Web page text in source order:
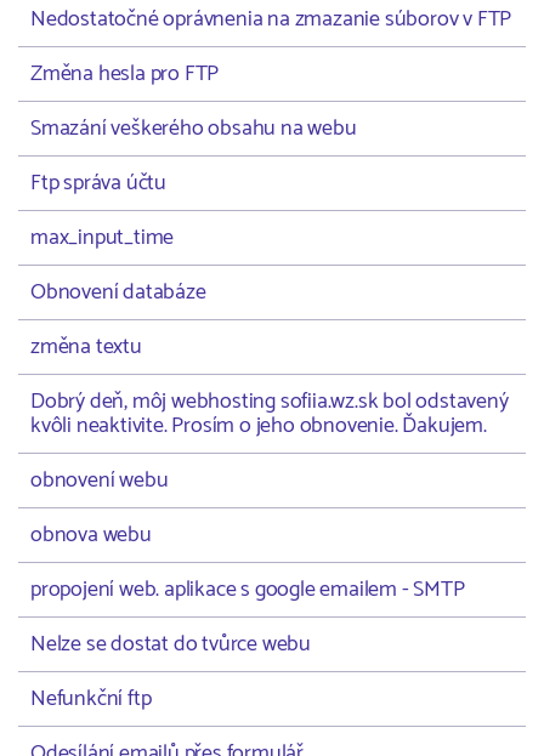
Nedostatočné oprávnenia na zmazanie súborov v FTP
Změna hesla pro FTP
Smazání veškerého obsahu na webu
Ftp správa účtu
max_input_time
Obnovení databáze
změna textu
Dobrý deň, môj webhosting sofiia.wz.sk bol odstavený
kvôli neaktivite. Prosím o jeho obnovenie. Ďakujem.
obnovení webu
obnova webu
propojení web. aplikace s google emailem - SMTP
Nelze se dostat do tvůrce webu
Nefunkční ftp